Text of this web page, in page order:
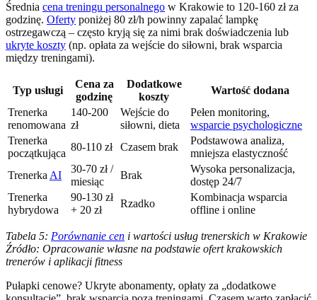
Średnia cena treningu personalnego w Krakowie to 120-160 zł za
godzinę. Oferty poniżej 80 zł/h powinny zapalać lampkę
ostrzegawczą – często kryją się za nimi brak doświadczenia lub
ukryte koszty (np. opłata za wejście do siłowni, brak wsparcia
między treningami).
Typ usługi
Cena za
godzinę
Dodatkowe
koszty
Wartość dodana
Trenerka
renomowana
140-200
zł
Wejście do
siłowni, dieta
Pełen monitoring,
wsparcie psychologiczne
Trenerka
początkująca
80-110 zł Czasem brak
Podstawowa analiza,
mniejsza elastyczność
TrenerkaAI
30-70 zł /
miesiąc
Brak
Wysoka personalizacja,
dostęp 24/7
Trenerka
hybrydowa
90-130 zł
+ 20 zł
Rzadko
Kombinacja wsparcia
offline i online
Tabela 5: Porównanie cen i wartości usług trenerskich w Krakowie
Źródło: Opracowanie własne na podstawie ofert krakowskich
trenerów i aplikacji fitness
Pułapki cenowe? Ukryte abonamenty, opłaty za „dodatkowe